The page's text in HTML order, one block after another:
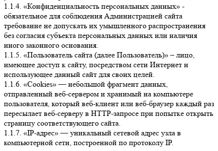
1.1.4. «Конфиденциальность персональных данных» -
обязательное для соблюдения Администрацией сайта
требование не допускать их умышленного распространения
без согласия субъекта персональных данных или наличия
иного законного основания.
1.1.5. «Пользователь сайта (далее Пользователь)» – лицо,
имеющее доступ к сайту, посредством сети Интернет и
использующее данный сайт для своих целей.
1.1.6. «Cookies» — небольшой фрагмент данных,
отправленный веб-сервером и хранимый на компьютере
пользователя, который веб-клиент или веб-браузер каждый раз
пересылает веб-серверу в HTTP-запросе при попытке открыть
страницу соответствующего сайта.
1.1.7. «IP-адрес» — уникальный сетевой адрес узла в
компьютерной сети, построенной по протоколу IP.